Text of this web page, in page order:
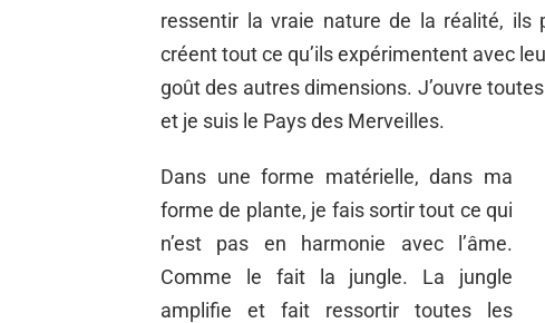
ressentir la vraie nature de la réalité,
créent tout ce qu’ils expérimentent avec
goût des autres dimensions. J’ouvre
et je suis le Pays des Merveilles.
Dans une forme matérielle, dans ma
forme de plante, je fais sortir tout ce qui
n’est pas en harmonie avec l’âme.
Comme le fait la jungle. La jungle
amplifie et fait ressortir toutes les